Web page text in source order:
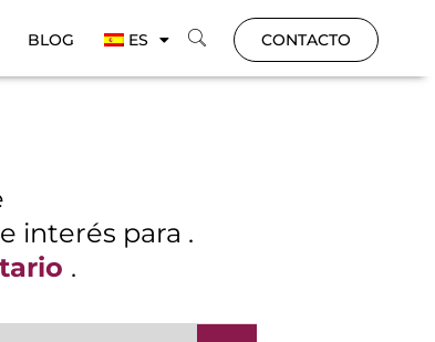
BLOG ES CONTACTO
interés para .
.